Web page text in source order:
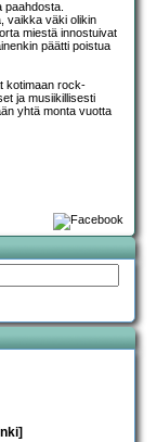
paahdosta.
vaikka väki olikin
miestä innostuivat
päätti poistua
kotimaan rock-
ja musiikillisesti
yhtä monta vuotta